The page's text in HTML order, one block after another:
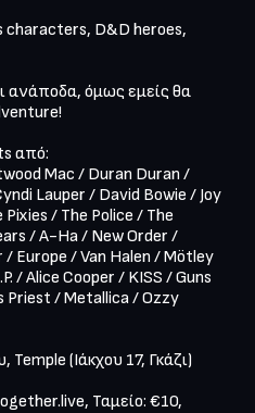
από:
Mac / Duran Duran /
Lauper / David Bowie / Joy
/ The Police / The
/ A-Ha / New Order /
Europe / Van Halen / Mötley
/ Alice Cooper / KISS / Guns
Priest / Metallica / Ozzy
(Ιάκχου 17, Γκάζι)
Ταμείο: €10,